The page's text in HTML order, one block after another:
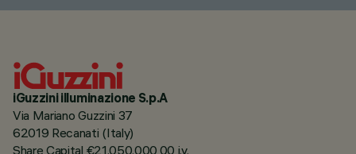
iGuzzini illuminazione S.p.A
Via Mariano Guzzini 37
62019 Recanati (Italy)
Share Capital €21.050.000,00 i.v.